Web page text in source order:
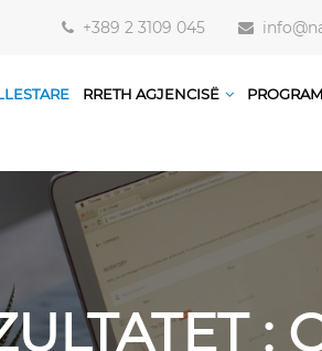
+389 2 3109 045
RRETH AGJENCISË